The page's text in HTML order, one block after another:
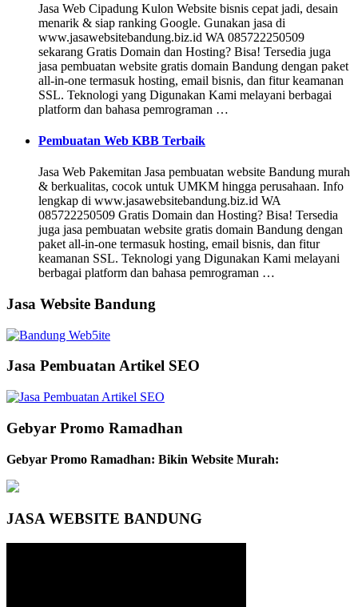
Jasa Web Cipadung Kulon Website bisnis cepat jadi, desain
menarik & siap ranking Google. Gunakan jasa di
www.jasawebsitebandung.biz.id WA 085722250509
sekarang Gratis Domain dan Hosting? Bisa! Tersedia juga
jasa pembuatan website gratis domain Bandung dengan paket
all-in-one termasuk hosting, email bisnis, dan fitur keamanan
SSL. Teknologi yang Digunakan Kami melayani berbagai
platform dan bahasa pemrograman …
Pembuatan Web KBB Terbaik
Jasa Web Pakemitan Jasa pembuatan website Bandung murah
& berkualitas, cocok untuk UMKM hingga perusahaan. Info
lengkap di www.jasawebsitebandung.biz.id WA
085722250509 Gratis Domain dan Hosting? Bisa! Tersedia
juga jasa pembuatan website gratis domain Bandung dengan
paket all-in-one termasuk hosting, email bisnis, dan fitur
keamanan SSL. Teknologi yang Digunakan Kami melayani
berbagai platform dan bahasa pemrograman …
Jasa Website Bandung
Jasa Pembuatan Artikel SEO
Gebyar Promo Ramadhan
Gebyar Promo Ramadhan: Bikin Website Murah:
JASA WEBSITE BANDUNG